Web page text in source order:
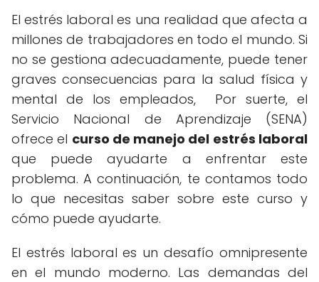
El estrés laboral es una realidad que afecta a
millones de trabajadores en todo el mundo. Si
no se gestiona adecuadamente, puede tener
graves consecuencias para la salud física y
mental de los empleados, Por suerte, el
Servicio Nacional de Aprendizaje (SENA)
ofrece el curso de manejo del estrés laboral
que puede ayudarte a enfrentar este
problema. A continuación, te contamos todo
lo que necesitas saber sobre este curso y
cómo puede ayudarte.
El estrés laboral es un desafío omnipresente
en el mundo moderno. Las demandas del